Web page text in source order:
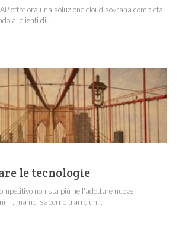
offre ora una soluzione cloud sovrana completa
ai clienti di...
le tecnologie
non sta più nell'adottare nuove
IT, ma nel saperne trarre un...